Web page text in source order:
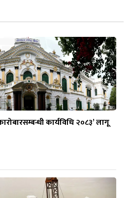
कारोबारसम्बन्धी कार्यविधि २०८३’ लागू